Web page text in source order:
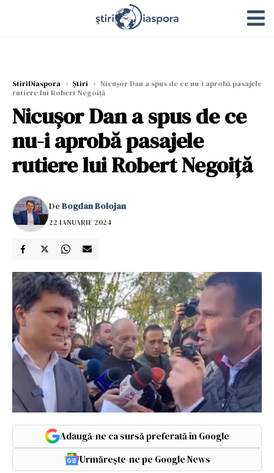
StiriDiaspora › Știri › Nicușor Dan a spus de ce nu-i aprobă pasajele
rutiere lui Robert Negoiță
Nicușor Dan a spus de ce
nu-i aprobă pasajele
rutiere lui Robert Negoiță
DeBogdan Bolojan
22 IANUARIE 2024
Adaugă-ne ca sursă preferată în Google
Urmărește-ne pe Google News